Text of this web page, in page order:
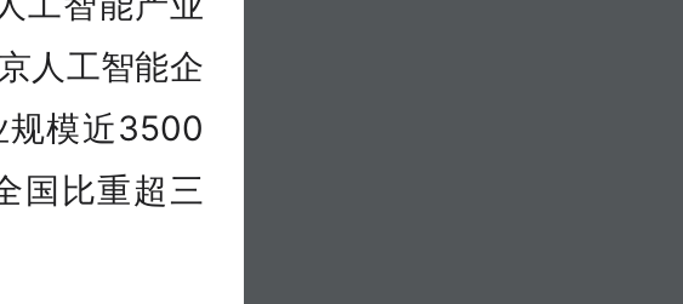
人工智能企
规模近3500
国比重超三